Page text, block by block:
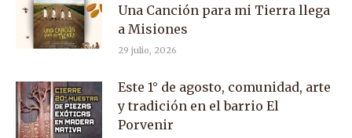
Una Canción para mi Tierra llega
a Misiones
29 julio, 2026
Este 1° de agosto, comunidad, arte
y tradición en el barrio El
Porvenir